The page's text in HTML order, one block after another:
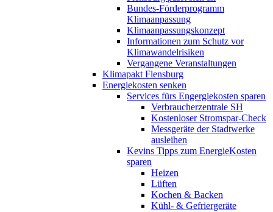
Bundes-Förderprogramm
Klimaanpassung
Klimaanpassungskonzept
Informationen zum Schutz vor
Klimawandelrisiken
Vergangene Veranstaltungen
Klimapakt Flensburg
Energiekosten senken
Services fürs Engergiekosten sparen
Verbraucherzentrale SH
Kostenloser Stromspar-Check
Messgeräte der Stadtwerke
ausleihen
Kevins Tipps zum EnergieKosten
sparen
Heizen
Lüften
Kochen & Backen
Kühl- & Gefriergeräte